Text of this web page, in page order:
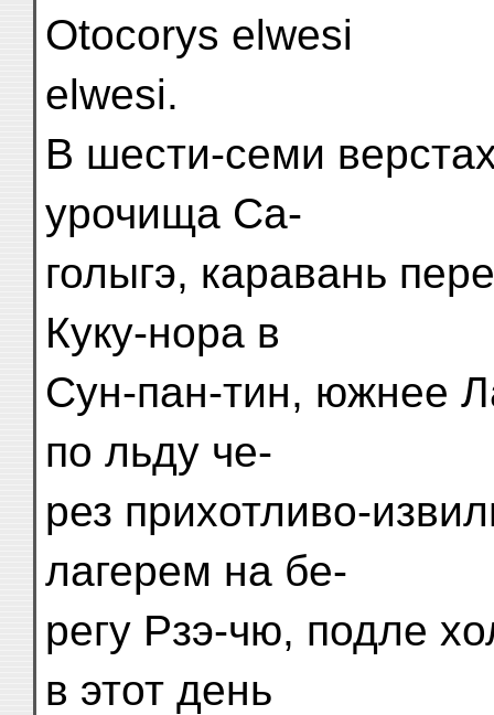
Otocorys elwesi
elwesi.
В шести-семи
урочища Са-
голыгэ, каравань
Куку-нора в
Сун-пан-тин, южнее
по льду че-
рез прихотливо-
лагерем на бе-
регу Рзэ-чю, подле
в этот день